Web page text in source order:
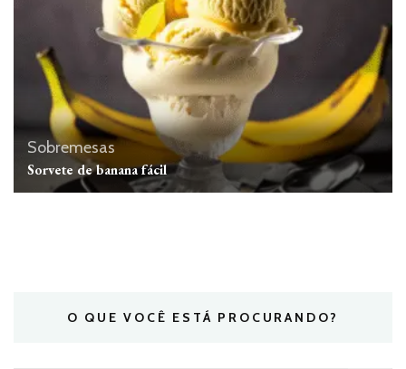
Sobremesas
Sorvete de banana fácil
O QUE VOCÊ ESTÁ PROCURANDO?